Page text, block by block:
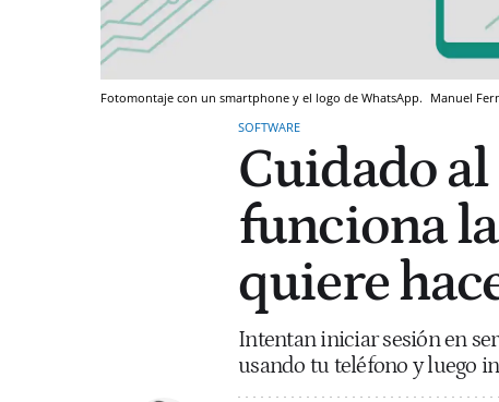
Fotomontaje con un smartphone y el logo de WhatsApp. Manuel
SOFTWARE
Cuidado
funciona
quiere
Intentan iniciar sesión en
usando tu teléfono y luego